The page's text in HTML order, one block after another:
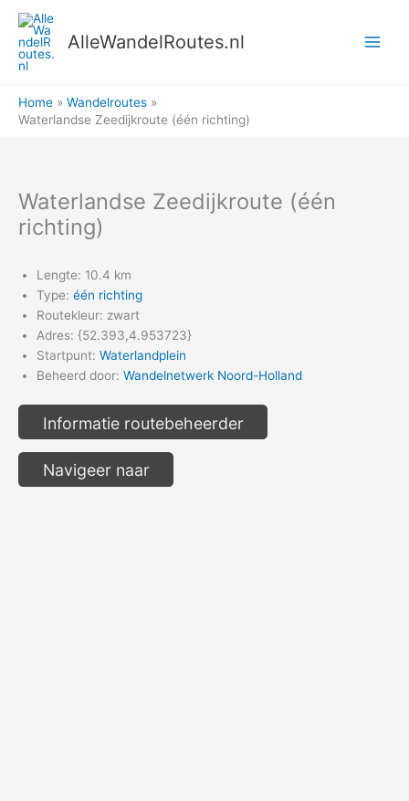
naar
inhoud
AlleWandelRoutes.nl
Home
Wandelroutes
Waterlandse Zeedijkroute (één richting)
Waterlandse Zeedijkroute (één
richting)
Lengte: 10.4 km
Type: één richting
Routekleur: zwart
Adres: {52.393,4.953723}
Startpunt: Waterlandplein
Beheerd door: Wandelnetwerk Noord-Holland
Informatie routebeheerder
Navigeer naar